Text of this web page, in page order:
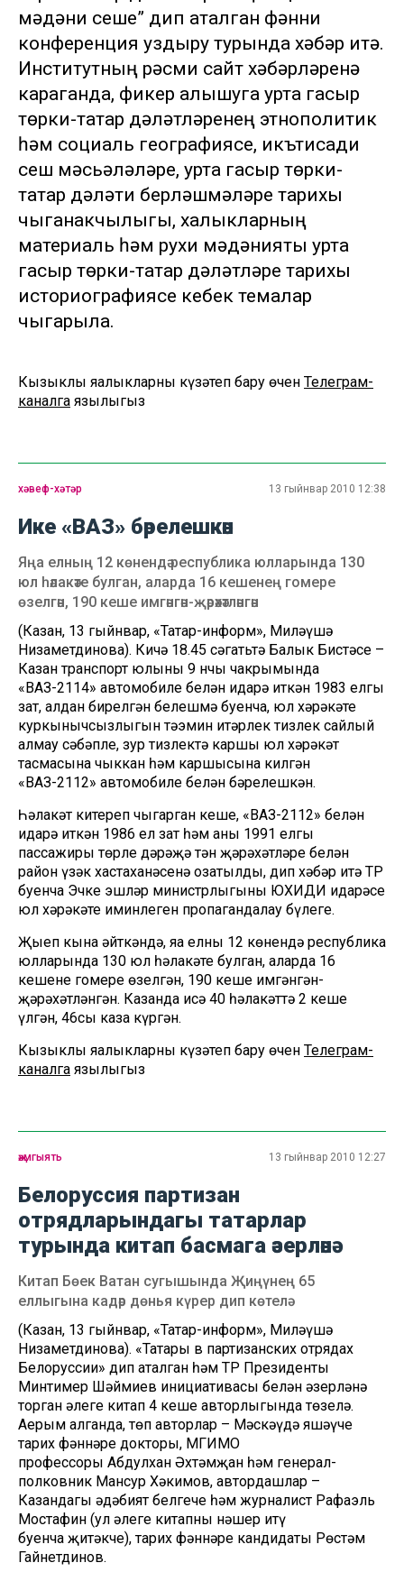
мәдәни үсеше” дип аталган фәнни
конференция уздыру турында хәбәр итә.
Институтның рәсми сайт хәбәрләренә
караганда, фикер алышуга урта гасыр
төрки-татар дәүләтләренең этнополитик
һәм социаль географиясе, икътисади
үсеш мәсьәләләре, урта гасыр төрки-
татар дәүләти берләшмәләре тарихы
чыганакчылыгы, халыкларның
материаль һәм рухи мәдәнияты урта
гасыр төрки-татар дәүләтләре тарихы
историографиясе кебек темалар
чыгарыла.
Кызыклы яңалыкларны күзәтеп бару өчен Телеграм-
каналга язылыгыз
хәвеф-хәтәр 13 гыйнвар 2010 12:38
Ике «ВАЗ» бәрелешкән
Яңа елның 12 көнендә республика юлларында 130
юл һәлакәте булган, аларда 16 кешенең гомере
өзелгән, 190 кеше имгәнгән-җәрәхәтләнгән
(Казан, 13 гыйнвар, «Татар-информ», Миләүшә
Низаметдинова). Кичә 18.45 сәгатьтә Балык Бистәсе –
Казан транспорт юлының 9 нчы чакрымында
«ВАЗ-2114» автомобиле белән идарә иткән 1983 елгы
зат, алдан бирелгән белешмә буенча, юл хәрәкәте
куркынычсызлыгын тәэмин итәрлек тизлек сайлый
алмау сәбәпле, зур тизлектә каршы юл хәрәкәт
тасмасына чыккан һәм каршысына килгән
«ВАЗ-2112» автомобиле белән бәрелешкән.
Һәлакәт китереп чыгарган кеше, «ВАЗ-2112» белән
идарә иткән 1986 ел зат һәм аның 1991 елгы
пассажиры төрле дәрәҗә тән җәрәхәтләре белән
район үзәк хастаханәсенә озатылды, дип хәбәр итә ТР
буенча Эчке эшләр министрлыгының ЮХИДИ идарәсе
юл хәрәкәте иминлеген пропагандалау бүлеге.
Җыеп кына әйткәндә, яңа елның 12 көнендә республика
юлларында 130 юл һәлакәте булган, аларда 16
кешенең гомере өзелгән, 190 кеше имгәнгән-
җәрәхәтләнгән. Казанда исә 40 һәлакәттә 2 кеше
үлгән, 46сы каза күргән.
Кызыклы яңалыкларны күзәтеп бару өчен Телеграм-
каналга язылыгыз
җәмгыять 13 гыйнвар 2010 12:27
Белоруссия партизан
отрядларындагы татарлар
турында китап басмага әзерләнә
Китап Бөек Ватан сугышында Җиңүнең 65
еллыгына кадәр дөнья күрер дип көтелә
(Казан, 13 гыйнвар, «Татар-информ», Миләүшә
Низаметдинова). «Татары в партизанских отрядах
Белоруссии» дип аталган һәм ТР Президенты
Минтимер Шәймиев инициативасы белән әзерләнә
торган әлеге китап 4 кеше авторлыгында төзелә.
Аерым алганда, төп авторлар – Мәскәүдә яшәүче
тарих фәннәре докторы, МГИМО
профессоры Абдулхан Әхтәмҗан һәм генерал-
полковник Мансур Хәкимов, автордашлар –
Казандагы әдәбият белгече һәм журналист Рафаэль
Мостафин (ул әлеге китапны нәшер итү
буенча җитәкче), тарих фәннәре кандидаты Рөстәм
Гайнетдинов.